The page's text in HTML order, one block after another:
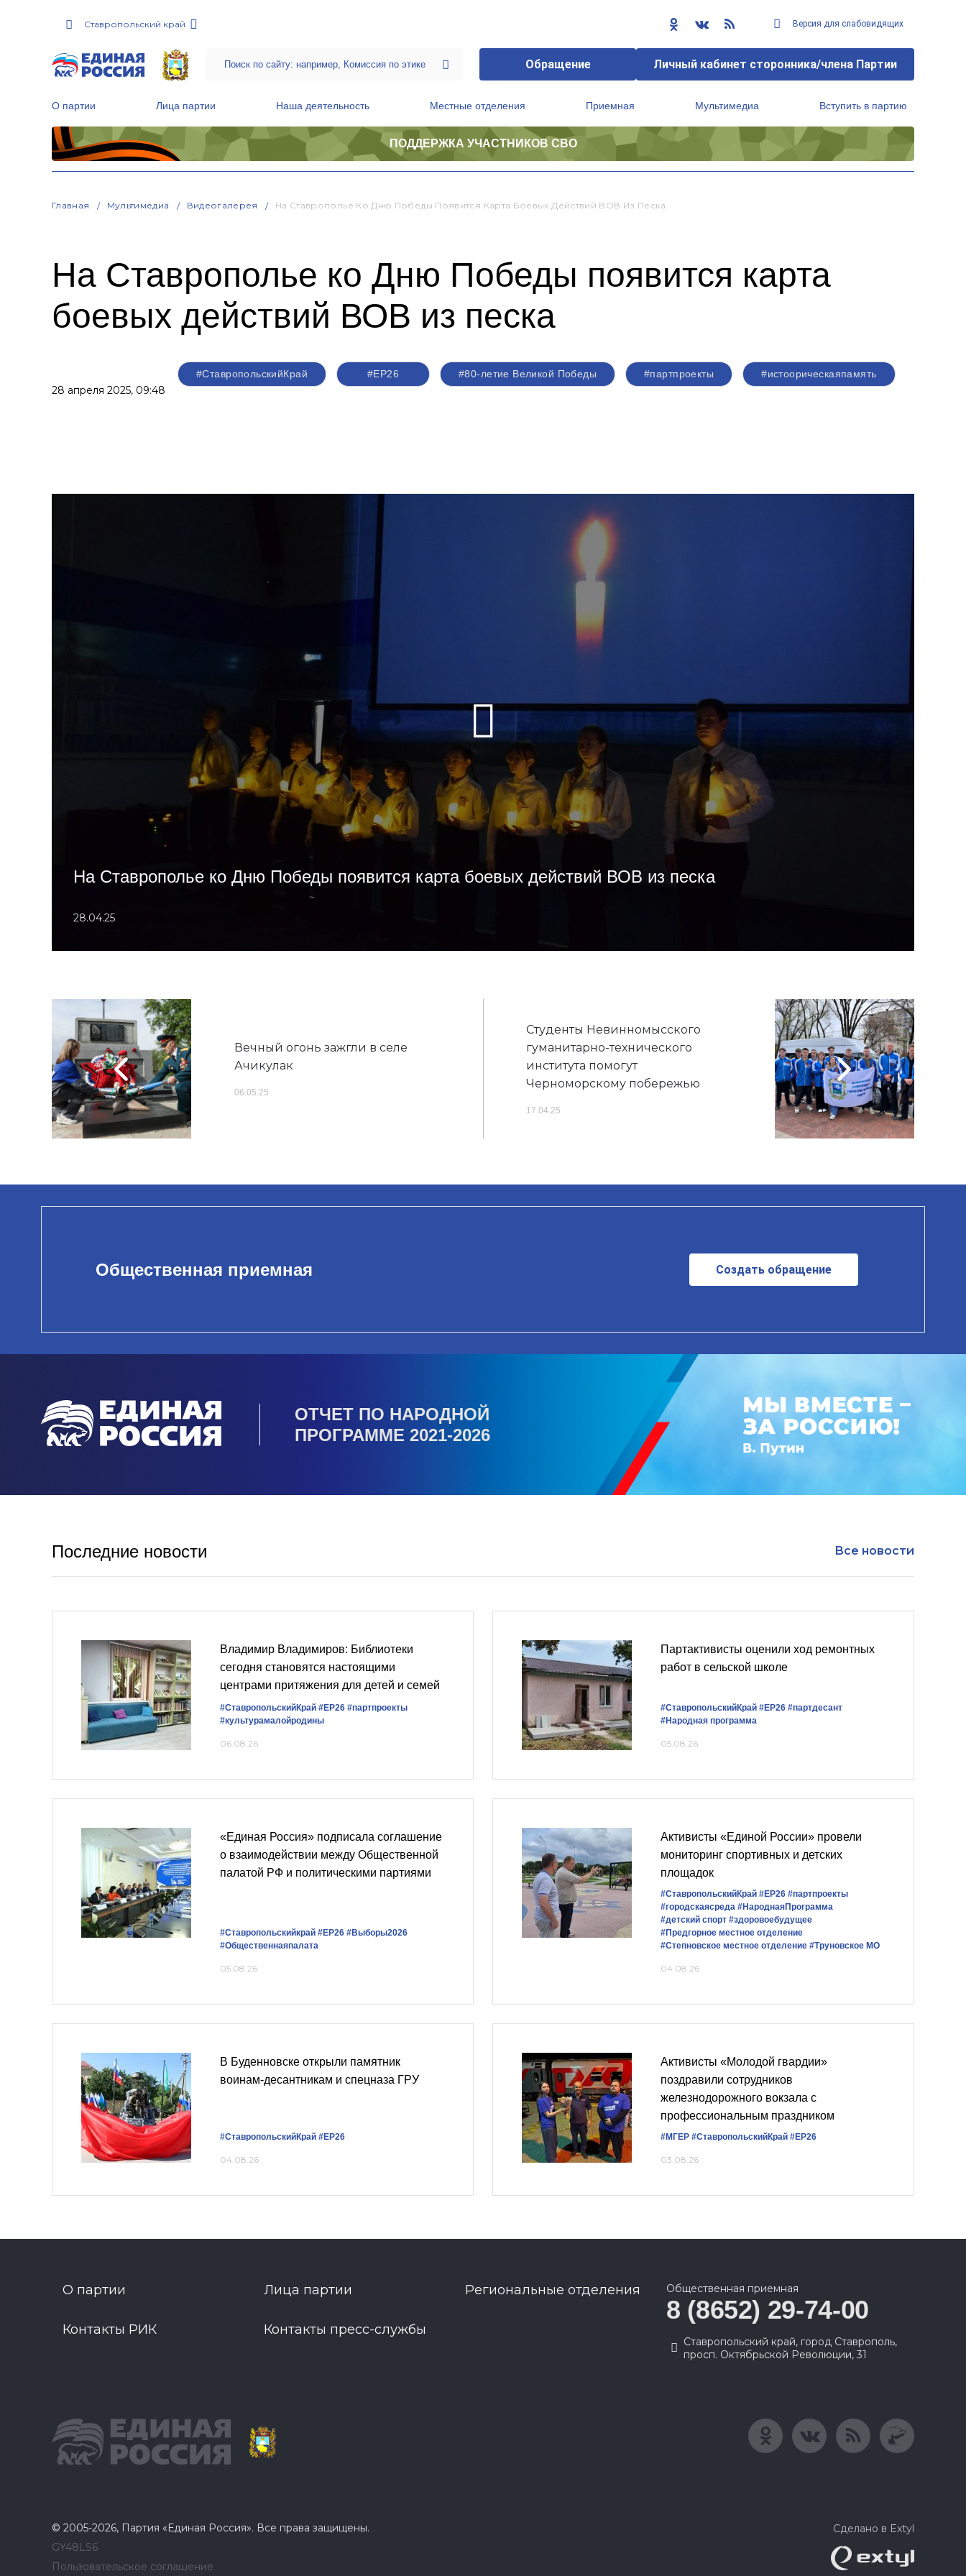
Ставропольский край Версия для слабовидящих
Обращение Личный кабинет сторонника/члена Партии
О партии Лица партии Наша деятельность Местные отделения Приемная Мультимедиа Вступить в партию
ПОДДЕРЖКА УЧАСТНИКОВ СВО
Главная Мультимедиа Видеогалерея На Ставрополье Ко Дню Победы Появится Карта Боевых Действий ВОВ Из Песка
На Ставрополье ко Дню Победы появится карта
боевых действий ВОВ из песка
28 апреля 2025, 09:48
#СтавропольскийКрай #ЕР26 #80-летие Великой Победы #партпроекты #истоорическаяпамять
На Ставрополье ко Дню Победы появится карта боевых действий ВОВ из песка
28.04.25
Вечный огонь зажгли в селе
Ачикулак
06.05.25
Студенты Невинномысского
гуманитарно-технического
института помогут
Черноморскому побережью
17.04.25
Общественная приемная Создать обращение
ОТЧЕТ ПО НАРОДНОЙ
ПРОГРАММЕ 2021-2026
Последние новости Все новости
Владимир Владимиров: Библиотеки
сегодня становятся настоящими
центрами притяжения для детей и семей
#СтавропольскийКрай #ЕР26 #партпроекты
#культурамалойродины
06.08.26
Партактивисты оценили ход ремонтных
работ в сельской школе
#СтавропольскийКрай #ЕР26 #партдесант
#Народная программа
05.08.26
«Единая Россия» подписала соглашение
о взаимодействии между Общественной
палатой РФ и политическими партиями
#Ставропольскийкрай #ЕР26 #Выборы2026
#Общественнаяпалата
05.08.26
Активисты «Единой России» провели
мониторинг спортивных и детских
площадок
#СтавропольскийКрай #ЕР26 #партпроекты
#городскаясреда #НароднаяПрограмма
#детский спорт #здоровоебудущее
#Предгорное местное отделение
#Степновское местное отделение #Труновское МО
04.08.26
В Буденновске открыли памятник
воинам-десантникам и спецназа ГРУ
#СтавропольскийКрай #ЕР26
04.08.26
Активисты «Молодой гвардии»
поздравили сотрудников
железнодорожного вокзала с
профессиональным праздником
#‎МГЕР‬ #СтавропольскийКрай #ЕР26
03.08.26
О партии Лица партии Региональные отделения
Контакты РИК Контакты пресс-службы
Общественная приемная
8 (8652) 29-74-00
Ставропольский край, город Ставрополь,
просп. Октябрьской Революции, 31
© 2005-2026, Партия «Единая Россия». Все права защищены.
GY48LS6
Пользовательское соглашение
Сделано в Extyl